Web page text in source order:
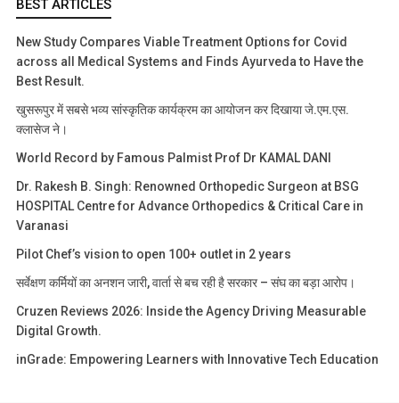
BEST ARTICLES
New Study Compares Viable Treatment Options for Covid
across all Medical Systems and Finds Ayurveda to Have the
Best Result.
खुसरूपुर में सबसे भव्य सांस्कृतिक कार्यक्रम का आयोजन कर दिखाया जे.एम.एस.
क्लासेज ने।
World Record by Famous Palmist Prof Dr KAMAL DANI
Dr. Rakesh B. Singh: Renowned Orthopedic Surgeon at BSG
HOSPITAL Centre for Advance Orthopedics & Critical Care in
Varanasi
Pilot Chef’s vision to open 100+ outlet in 2 years
सर्वेक्षण कर्मियों का अनशन जारी, वार्ता से बच रही है सरकार – संघ का बड़ा आरोप।
Cruzen Reviews 2026: Inside the Agency Driving Measurable
Digital Growth.
inGrade: Empowering Learners with Innovative Tech Education